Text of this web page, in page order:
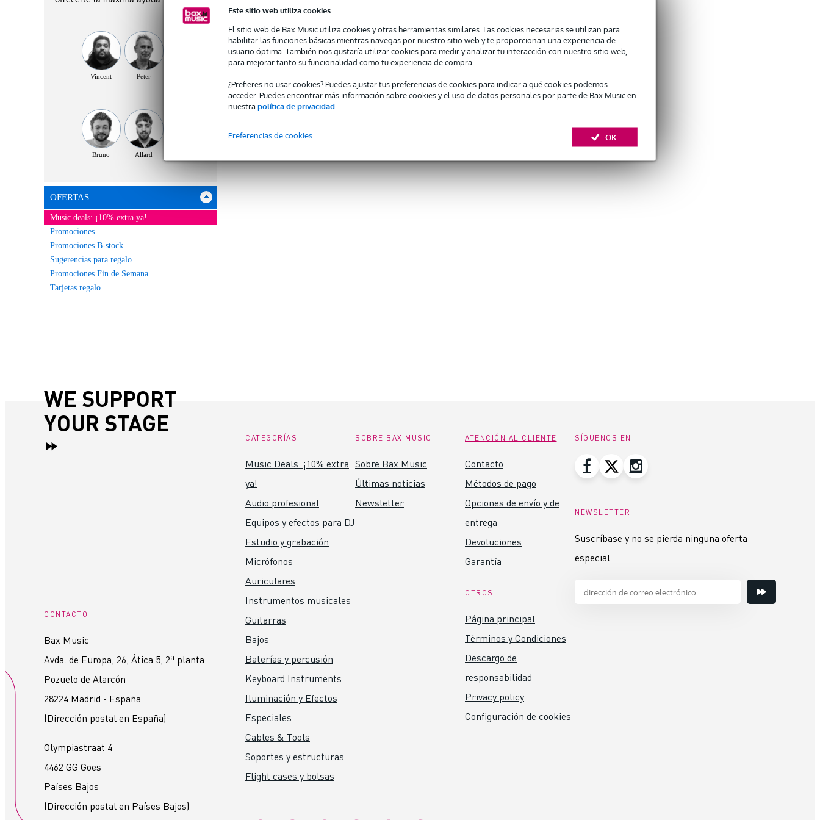
Este sitio web utiliza cookies
El sitio web de Bax Music utiliza cookies y otras herramientas similares. Las cookies necesarias se utilizan para
habilitar las funciones básicas mientras navegas por nuestro sitio web y te proporcionan una experiencia de
usuario óptima. También nos gustaría utilizar cookies para medir y analizar tu interacción con nuestro sitio web,
para mejorar tanto su funcionalidad como tu experiencia de compra.
¿Prefieres no usar cookies? Puedes ajustar tus preferencias de cookies para indicar a qué cookies podemos
acceder. Puedes encontrar más información sobre cookies y el uso de datos personales por parte de Bax Music en
nuestra política de privacidad
OK
Preferencias de cookies
Vincent Peter
Bruno Allard
OFERTAS
Music deals: ¡10% extra ya!
Promociones
Promociones B-stock
Sugerencias para regalo
Promociones Fin de Semana
Tarjetas regalo
WE SUPPORT
YOUR STAGE
CONTACTO
Bax Music
Avda. de Europa, 26, Ática 5, 2ª planta
Pozuelo de Alarcón
28224 Madrid - España
(Dirección postal en España)
Olympiastraat 4
4462 GG Goes
Países Bajos
(Dirección postal en Países Bajos)
CATEGORÍAS
Music Deals: ¡10% extra
ya!
Audio profesional
Equipos y efectos para DJ
Estudio y grabación
Micrófonos
Auriculares
Instrumentos musicales
Guitarras
Bajos
Baterías y percusión
Keyboard Instruments
Iluminación y Efectos
Especiales
Cables & Tools
Soportes y estructuras
Flight cases y bolsas
SOBRE BAX MUSIC
Sobre Bax Music
Últimas noticias
Newsletter
ATENCIÓN AL CLIENTE
Contacto
Métodos de pago
Opciones de envío y de
entrega
Devoluciones
Garantía
OTROS
Página principal
Términos y Condiciones
Descargo de
responsabilidad
Privacy policy
Configuración de cookies
SÍGUENOS EN
NEWSLETTER
Suscríbase y no se pierda ninguna oferta
especial